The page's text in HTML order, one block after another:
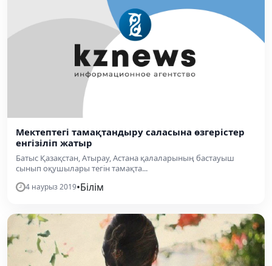
Мектептегі тамақтандыру саласына өзгерістер
енгізіліп жатыр
Батыс Қазақстан, Атырау, Астана қалаларының бастауыш
сынып оқушылары тегін тамақта...
4 наурыз 2019•Білім